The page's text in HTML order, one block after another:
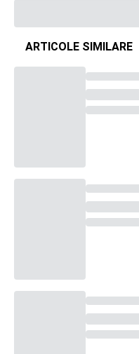
ARTICOLE SIMILARE